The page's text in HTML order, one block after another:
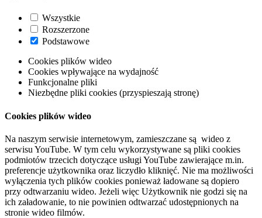
Wszystkie
Rozszerzone
Podstawowe
Cookies plików wideo
Cookies wpływające na wydajność
Funkcjonalne pliki
Niezbędne pliki cookies (przyspieszają stronę)
Cookies plików wideo
Na naszym serwisie internetowym, zamieszczane są wideo z
serwisu YouTube. W tym celu wykorzystywane są pliki cookies
podmiotów trzecich dotyczące usługi YouTube zawierające m.in.
preferencje użytkownika oraz liczydło kliknięć. Nie ma możliwości
wyłączenia tych plików cookies ponieważ ładowane są dopiero
przy odtwarzaniu wideo. Jeżeli więc Użytkownik nie godzi się na
ich załadowanie, to nie powinien odtwarzać udostępnionych na
stronie wideo filmów.